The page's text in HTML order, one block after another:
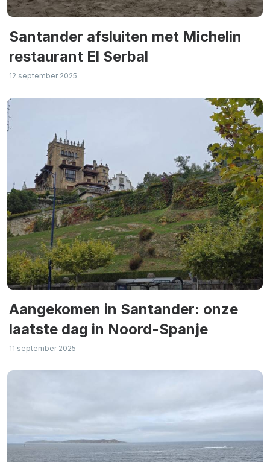
Santander afsluiten met Michelin
restaurant El Serbal
12 september 2025
Aangekomen in Santander: onze
laatste dag in Noord-Spanje
11 september 2025